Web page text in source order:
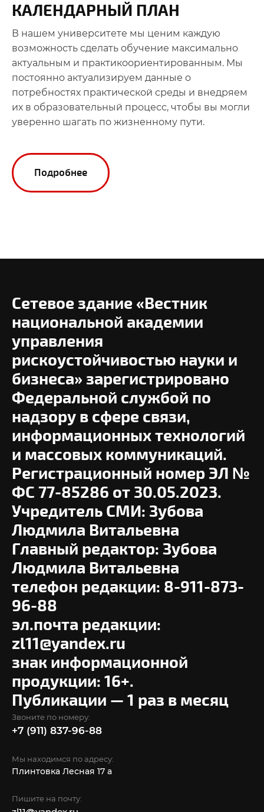
КАЛЕНДАРНЫЙ ПЛАН
В нашем университете мы ценим каждую
возможность сделать обучение максимально
актуальным и практикоориентированным. Мы
постоянно актуализируем данные о
потребностях практической среды и внедряем
их в образовательный процесс, чтобы вы могли
уверенно шагать по жизненному пути.
Подробнее
Сетевое здание «Вестник
национальной академии
управления
рискоустойчивостью науки и
бизнеса» зарегистрировано
Федеральной службой по
надзору в сфере связи,
информационных технологий
и массовых коммуникаций.
Регистрационный номер ЭЛ №
ФС 77-85286 от 30.05.2023.
Учредитель СМИ: Зубова
Людмила Витальевна
Главный редактор: Зубова
Людмила Витальевна
телефон редакции: 8-911-873-
96-88
эл.почта редакции:
zl11@yandex.ru
знак информационной
продукции: 16+.
Публикации — 1 раз в месяц
Звоните по номеру:
+7 (911) 837-96-88
Мы находимся по адресу:
Плинтовка Лесная 17 а
Пишите на почту: